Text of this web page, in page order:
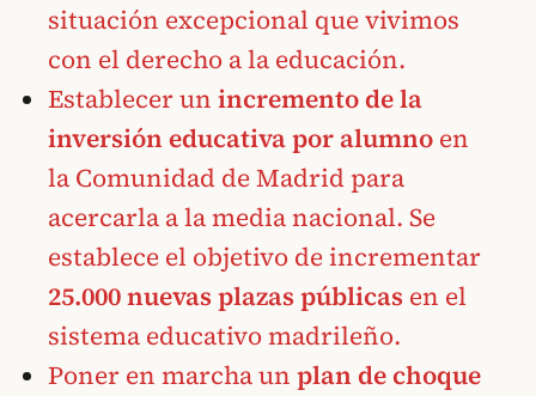
situación excepcional que vivimos
con el derecho a la educación.
Establecer un incremento de la
inversión educativa por alumno en
la Comunidad de Madrid para
acercarla a la media nacional. Se
establece el objetivo de incrementar
25.000 nuevas plazas públicas en el
sistema educativo madrileño.
Poner en marcha un plan de choque